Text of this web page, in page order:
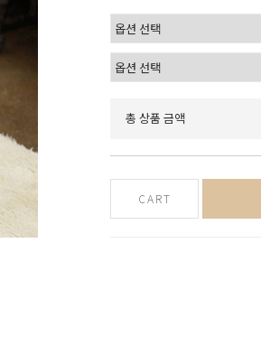
총 상품 금액
CART